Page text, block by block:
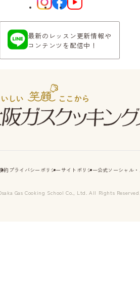
最新のレッスン更新情報や
コンテンツを配信中！
約 プライバシーポリシーサイトポリシー公式ソーシャル
Gas Cooking School Co., Ltd. All Rights